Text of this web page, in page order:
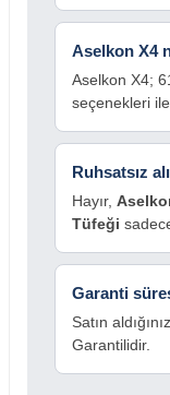
Aselkon X4
Aselkon X4;
seçenekleri
Ruhsatsız
Hayır,
Tüfeği
Garanti
Satın aldığınız
Garantilidir.